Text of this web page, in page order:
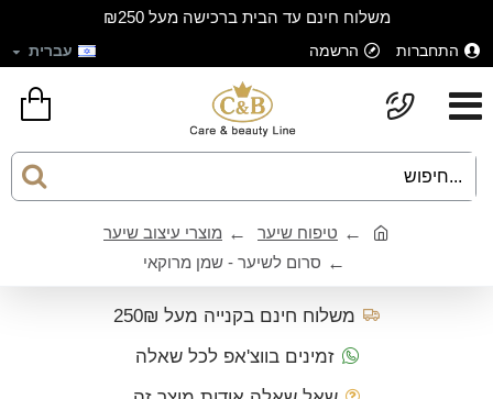
משלוח חינם עד הבית ברכישה מעל ₪250
התחברות הרשמה עברית
טיפוח שיער
מוצרי עיצוב שיער
סרום לשיער - שמן מרוקאי
משלוח חינם בקנייה מעל 250₪
זמינים בווצ'אפ לכל שאלה